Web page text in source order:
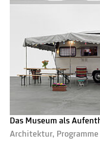
Das Museum als
Architektur,